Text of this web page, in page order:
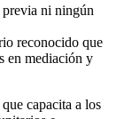
ni ningún
reconocido que
en mediación y
capacita a los